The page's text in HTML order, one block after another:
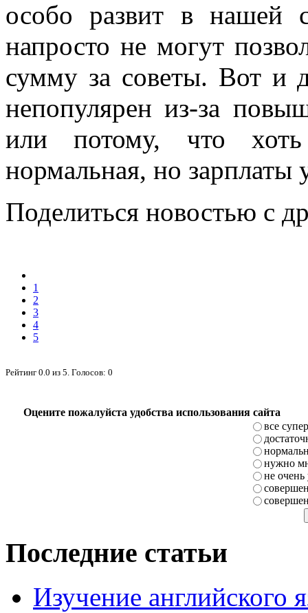
особо развит в нашей
напросто не могут
сумму за советы. Вот и
непопулярен из-за
или потому, что хоть
нормальная, но
Поделиться новостью с
1
2
3
4
5
Рейтинг 0.0 из 5 . Голосов: 0
Оцените пожалуйста удобства использования сайта
все супер
нужно
не очень
Последние статьи
Изучение английского